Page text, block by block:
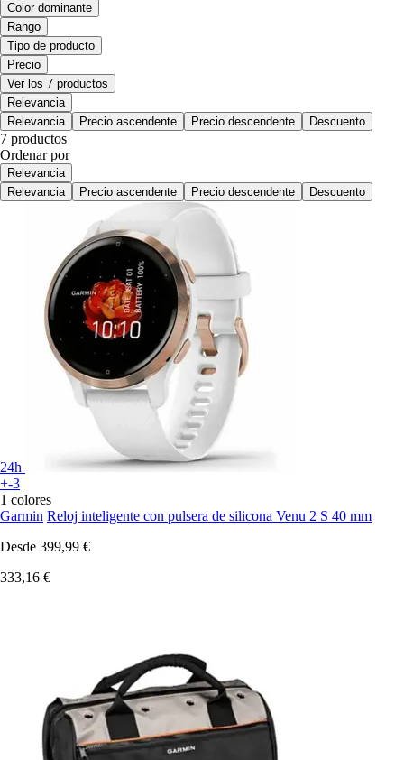
Color dominante
Rango
Tipo de producto
Precio
Ver los 7 productos
Relevancia
Relevancia
Precio ascendente Precio descendente Descuento
7 productos
Ordenar por
Relevancia
Relevancia
Precio ascendente Precio descendente Descuento
24h
+-3
1 colores
Garmin Reloj inteligente con pulsera de silicona Venu 2 S 40 mm
Desde 399,99 €
333,16 €